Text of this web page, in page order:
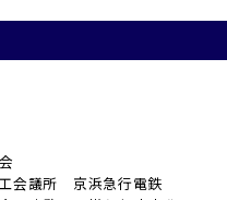
会議所 京浜急行電鉄